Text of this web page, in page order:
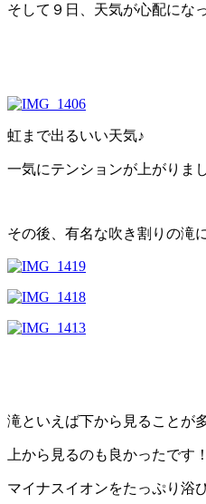
そして９日、天気が心配に
虹まで出るいい天気♪
一気にテンションが上がりま
その後、有名な吹き割りの滝
滝といえば下から見ることが
上から見るのも良かったです
マイナスイオンをたっぷり浴